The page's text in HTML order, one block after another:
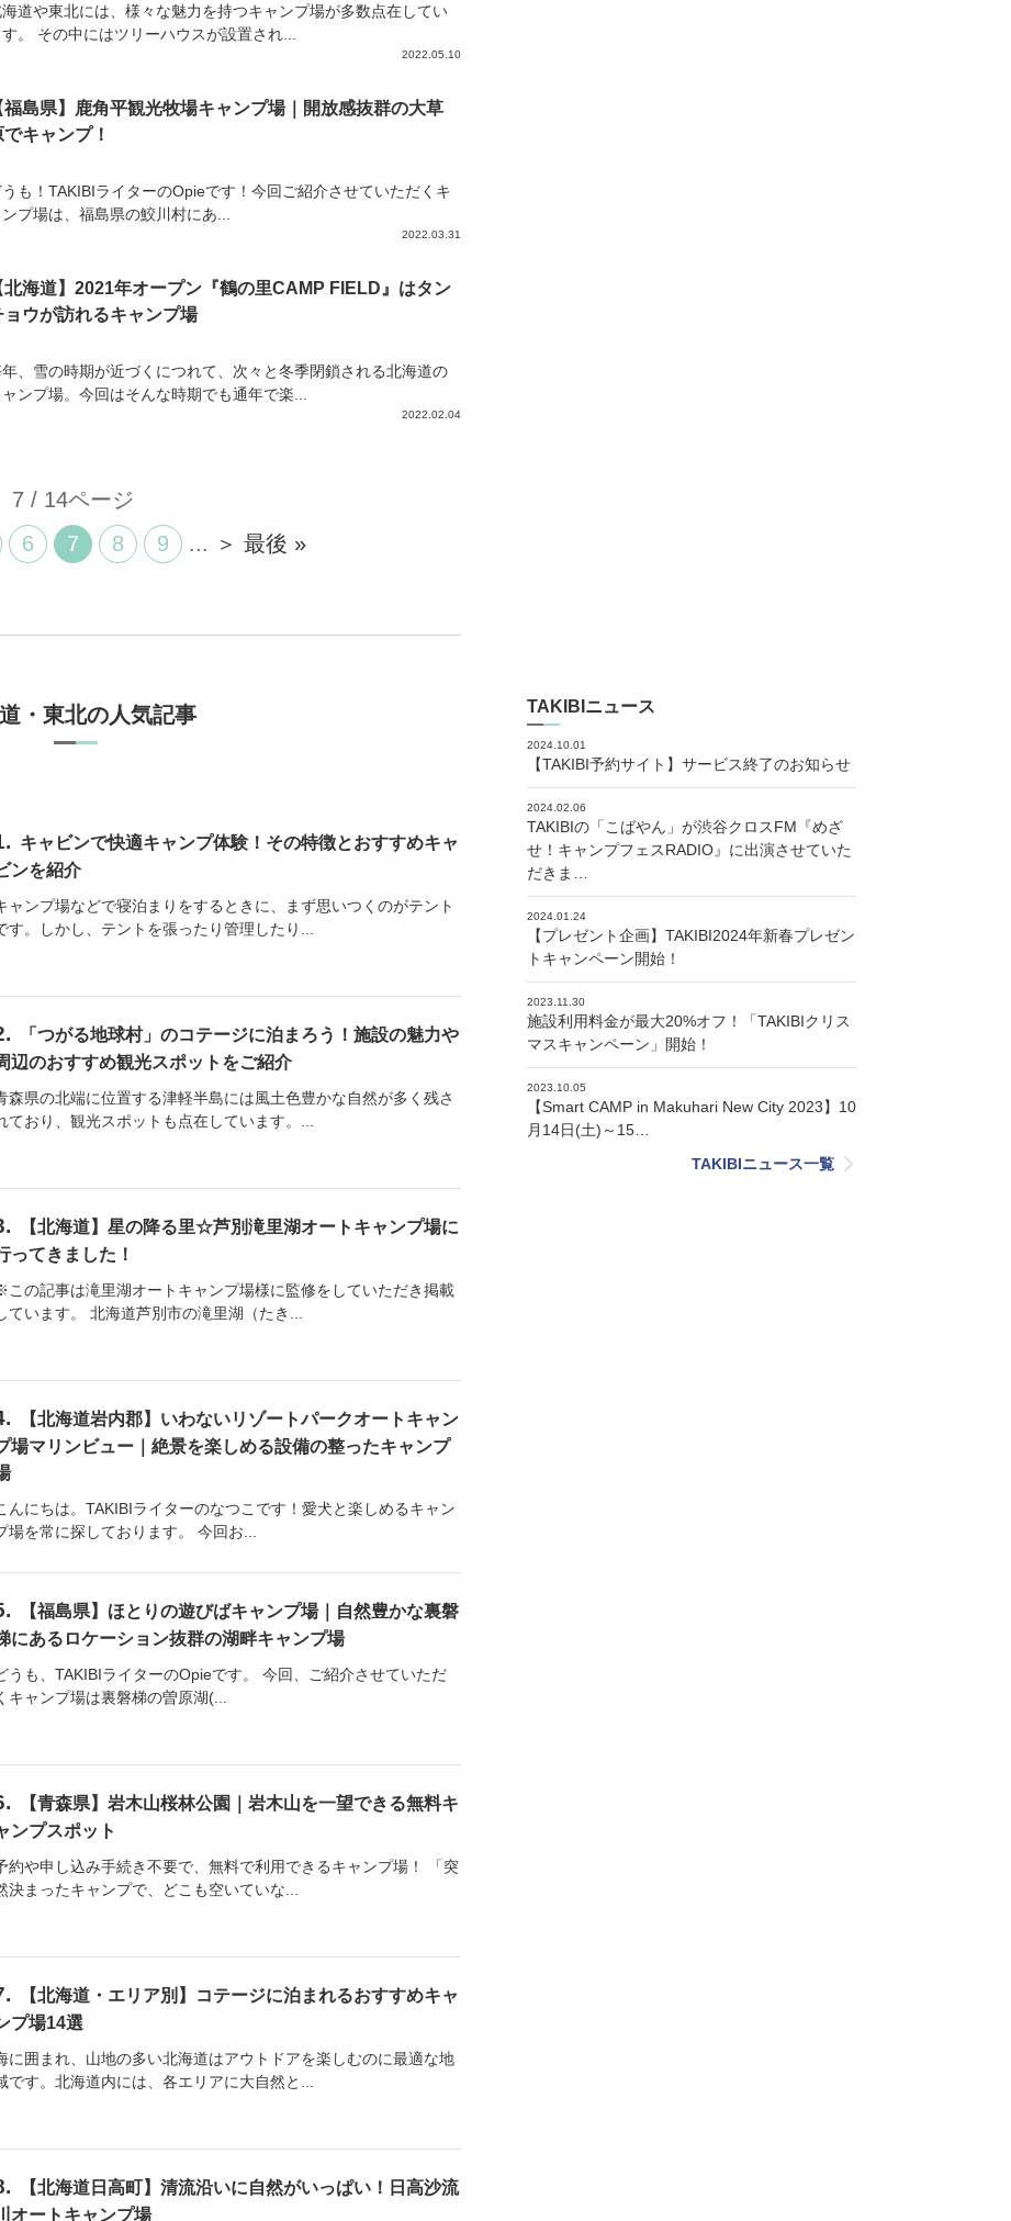
道や東北には、様々な魅力を持つキャンプ場が多数点在してい
す。 その中にはツリーハウスが設置され...
2022.05.10
福島県】鹿角平観光牧場キャンプ場｜開放感抜群の大草
でキャンプ！
うも！TAKIBIライターのOpieです！今回ご紹介させていただくキ
ンプ場は、福島県の鮫川村にあ...
2022.03.31
北海道】2021年オープン『鶴の里CAMP FIELD』はタン
ョウが訪れるキャンプ場
、雪の時期が近づくにつれて、次々と冬季閉鎖される北海道の
ャンプ場。今回はそんな時期でも通年で楽...
2022.02.04
7 / 14ページ
6 7 8 9 ... ＞ 最後 »
・東北の人気記事
キャビンで快適キャンプ体験！その特徴とおすすめキャ
ンを紹介
ャンプ場などで寝泊まりをするときに、まず思いつくのがテント
す。しかし、テントを張ったり管理したり...
「つがる地球村」のコテージに泊まろう！施設の魅力や
辺のおすすめ観光スポットをご紹介
森県の北端に位置する津軽半島には風土色豊かな自然が多く残さ
ており、観光スポットも点在しています。...
【北海道】星の降る里☆芦別滝里湖オートキャンプ場に
ってきました！
この記事は滝里湖オートキャンプ場様に監修をしていただき掲載
ています。 北海道芦別市の滝里湖（たき...
【北海道岩内郡】いわないリゾートパークオートキャン
場マリンビュー｜絶景を楽しめる設備の整ったキャンプ
んにちは。TAKIBIライターのなつこです！愛犬と楽しめるキャン
場を常に探しております。 今回お...
【福島県】ほとりの遊びばキャンプ場｜自然豊かな裏磐
にあるロケーション抜群の湖畔キャンプ場
うも、TAKIBIライターのOpieです。 今回、ご紹介させていただ
キャンプ場は裏磐梯の曽原湖(...
【青森県】岩木山桜林公園｜岩木山を一望できる無料キ
ンプスポット
約や申し込み手続き不要で、無料で利用できるキャンプ場！ 「突
決まったキャンプで、どこも空いていな...
【北海道・エリア別】コテージに泊まれるおすすめキャ
プ場14選
に囲まれ、山地の多い北海道はアウトドアを楽しむのに最適な地
です。北海道内には、各エリアに大自然と...
【北海道日高町】清流沿いに自然がいっぱい！日高沙流
オートキャンプ場
TAKIBIニュース
2024.10.01
【TAKIBI予約サイト】サービス終了のお知らせ
2024.02.06
TAKIBIの「こばやん」が渋谷クロスFM『めざ
せ！キャンプフェスRADIO』に出演させていた
だきま…
2024.01.24
【プレゼント企画】TAKIBI2024年新春プレゼン
トキャンペーン開始！
2023.11.30
施設利用料金が最大20%オフ！「TAKIBIクリス
マスキャンペーン」開始！
2023.10.05
【Smart CAMP in Makuhari New City 2023】10
月14日(土)～15…
TAKIBIニュース一覧